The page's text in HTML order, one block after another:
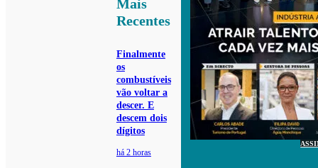
Mais
Recentes
Finalmente
os
combustíveis
vão voltar a
descer. E
descem dois
dígitos
há 2 horas